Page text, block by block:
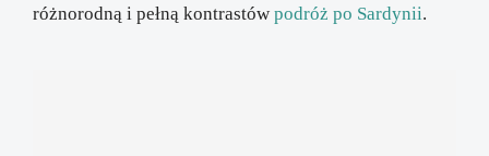
różnorodną i pełną kontrastów podróż po Sardynii.